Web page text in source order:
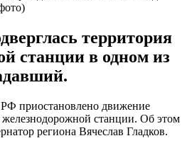
территория
станции в одном из
приостановлено движение
железнодорожной станции. Об этом
региона Вячеслав Гладков.